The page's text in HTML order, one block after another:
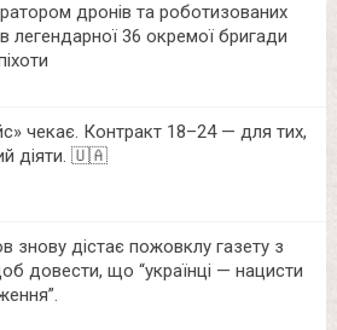
дронів та роботизованих
легендарної 36 окремої бригади
чекає. Контракт 18–24 — для тих,
діяти. 🇺🇦
знову дістає пожовклу газету з
довести, що “українці — нацисти